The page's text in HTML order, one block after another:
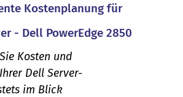
Kostenplanung für
- Dell PowerEdge 2850
Kosten und
Dell Server-
im Blick